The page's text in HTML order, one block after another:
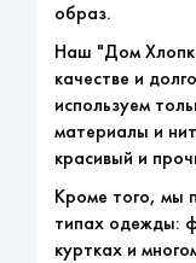
образ.
Наш "Дом
качестве и
используем
материалы и
красивый и
Кроме того, мы
типах одежды:
куртках и